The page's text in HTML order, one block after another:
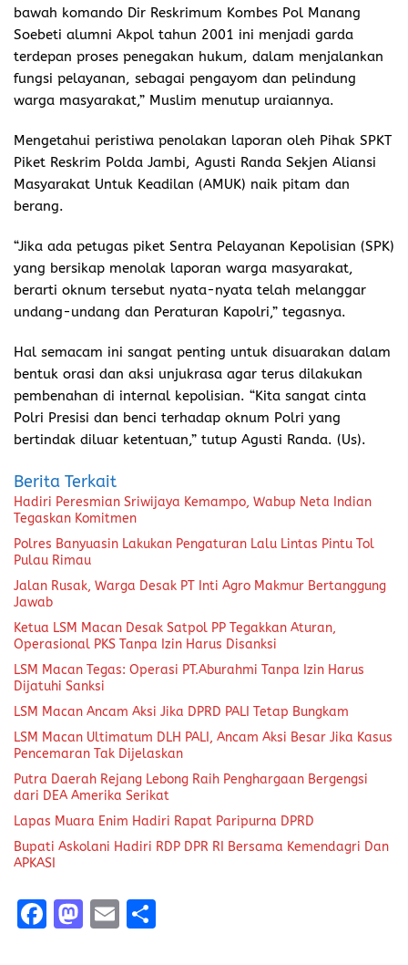
bawah komando Dir Reskrimum Kombes Pol Manang
Soebeti alumni Akpol tahun 2001 ini menjadi garda
terdepan proses penegakan hukum, dalam menjalankan
fungsi pelayanan, sebagai pengayom dan pelindung
warga masyarakat,” Muslim menutup uraiannya.
Mengetahui peristiwa penolakan laporan oleh Pihak SPKT
Piket Reskrim Polda Jambi, Agusti Randa Sekjen Aliansi
Masyarakat Untuk Keadilan (AMUK) naik pitam dan
berang.
“Jika ada petugas piket Sentra Pelayanan Kepolisian (SPK)
yang bersikap menolak laporan warga masyarakat,
berarti oknum tersebut nyata-nyata telah melanggar
undang-undang dan Peraturan Kapolri,” tegasnya.
Hal semacam ini sangat penting untuk disuarakan dalam
bentuk orasi dan aksi unjukrasa agar terus dilakukan
pembenahan di internal kepolisian. “Kita sangat cinta
Polri Presisi dan benci terhadap oknum Polri yang
bertindak diluar ketentuan,” tutup Agusti Randa. (Us).
Berita Terkait
Hadiri Peresmian Sriwijaya Kemampo, Wabup Neta Indian
Tegaskan Komitmen
Polres Banyuasin Lakukan Pengaturan Lalu Lintas Pintu Tol
Pulau Rimau
Jalan Rusak, Warga Desak PT Inti Agro Makmur Bertanggung
Jawab
Ketua LSM Macan Desak Satpol PP Tegakkan Aturan,
Operasional PKS Tanpa Izin Harus Disanksi
LSM Macan Tegas: Operasi PT.Aburahmi Tanpa Izin Harus
Dijatuhi Sanksi
LSM Macan Ancam Aksi Jika DPRD PALI Tetap Bungkam
LSM Macan Ultimatum DLH PALI, Ancam Aksi Besar Jika Kasus
Pencemaran Tak Dijelaskan
Putra Daerah Rejang Lebong Raih Penghargaan Bergengsi
dari DEA Amerika Serikat
Lapas Muara Enim Hadiri Rapat Paripurna DPRD
Bupati Askolani Hadiri RDP DPR RI Bersama Kemendagri Dan
APKASI
F
M E